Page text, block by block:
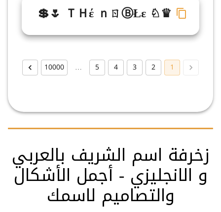
💲🌷 ＴＨέ ｎㄖⒷŁε ♘♛
1
2
3
4
5
…
10000
زخرفة اسم الشريف بالعربي
و الانجليزي - أجمل الأشكال
والتصاميم لاسمك